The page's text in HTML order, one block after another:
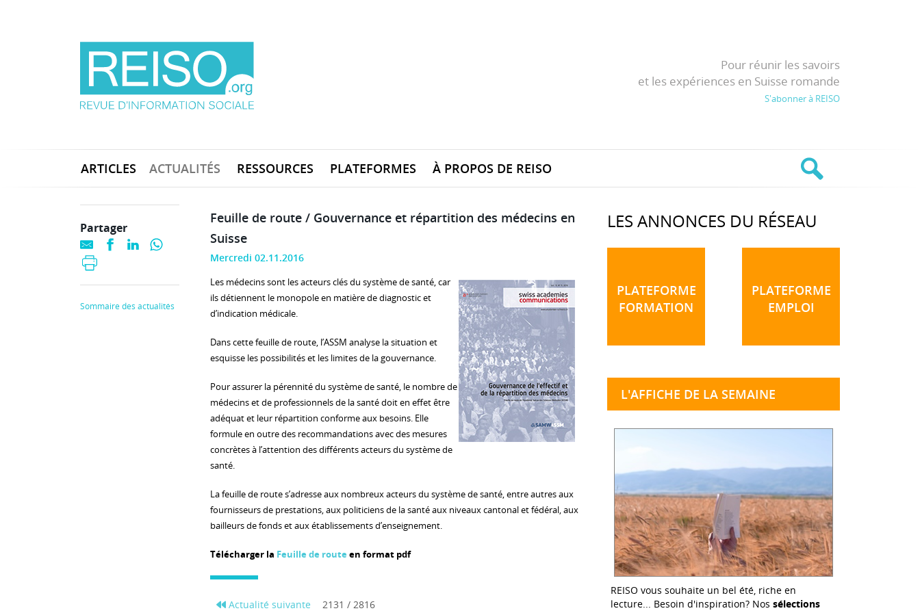
Pour réunir les savoirs
et les expériences en Suisse romande
S'abonner à REISO
ARTICLES ACTUALITÉS RESSOURCES PLATEFORMES À PROPOS DE REISO
Feuille de route / Gouvernance et répartition des médecins en
Suisse
Mercredi 02.11.2016
Les médecins sont les acteurs clés du système de santé, car
ils détiennent le monopole en matière de diagnostic et
d’indication médicale.
Dans cette feuille de route, l’ASSM analyse la situation et
esquisse les possibilités et les limites de la gouvernance.
Pour assurer la pérennité du système de santé, le nombre de
médecins et de professionnels de la santé doit en effet être
adéquat et leur répartition conforme aux besoins. Elle
formule en outre des recommandations avec des mesures
concrètes à l’attention des différents acteurs du système de
santé.
La feuille de route s’adresse aux nombreux acteurs du système de santé, entre autres aux
fournisseurs de prestations, aux politiciens de la santé aux niveaux cantonal et fédéral, aux
bailleurs de fonds et aux établissements d’enseignement.
Télécharger la Feuille de route en format pdf
Actualité suivante
2131 / 2816
Partager
Sommaire des actualités
LES ANNONCES DU RÉSEAU
PLATEFORME
FORMATION
PLATEFORME
EMPLOI
L'AFFICHE DE LA SEMAINE
REISO vous souhaite un bel été, riche en
lecture... Besoin d'inspiration? Nos sélections